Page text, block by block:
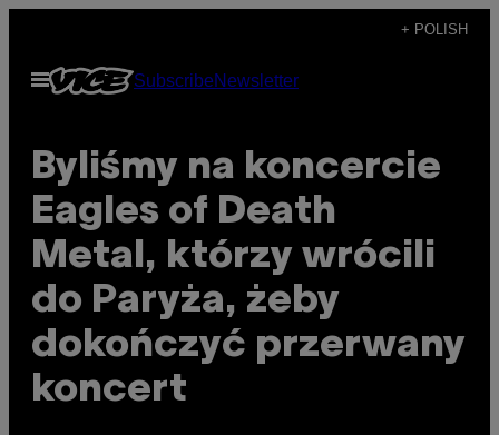
content
+ POLISH
Open
Menu
SubscribeNewsletter
Byliśmy na koncercie
Eagles of Death
Metal, którzy wrócili
do Paryża, żeby
dokończyć przerwany
koncert